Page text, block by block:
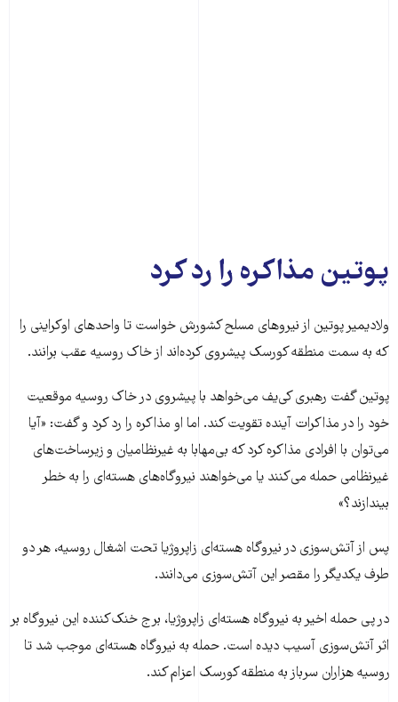
پوتین مذاکره را رد کرد
ولادیمیر پوتین از نیروهای مسلح کشورش خواست تا واحدهای اوکراینی را
که به سمت منطقه کورسک پیشروی کرده‌اند از خاک روسیه عقب برانند.
پوتین گفت رهبری کی‌یف می‌خواهد با پیشروی در خاک روسیه موقعیت
خود را در مذاکرات آینده تقویت کند. اما او مذاکره را رد کرد و گفت: «آیا
می‌توان با افرادی مذاکره کرد که بی‌مهابا به غیرنظامیان و زیرساخت‌های
غیرنظامی حمله می‌کنند یا می‌خواهند نیروگاه‌های هسته‌ای را به خطر
بیندازند؟»
پس از آتش‌سوزی در نیروگاه هسته‌ای زاپروژیا تحت اشغال روسیه، هر دو
طرف یکدیگر را مقصر این آتش‌سوزی می‌دانند.
در پی حمله اخیر به نیروگاه هسته‌ای زاپروژیا، برج خنک‌کننده این نیروگاه بر
اثر آتش‌سوزی آسیب دیده است. حمله به نیروگاه هسته‌ای موجب شد تا
روسیه هزاران سرباز به منطقه کورسک اعزام کند.